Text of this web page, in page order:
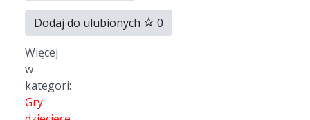
Dodaj do ulubionych
0
Więcej
w
kategori:
Gry